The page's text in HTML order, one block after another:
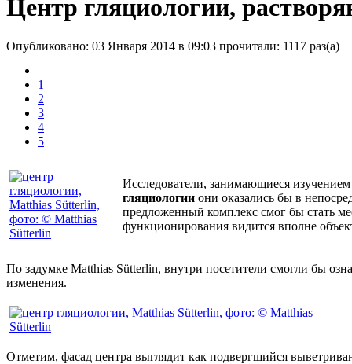
Центр гляциологии,
Опубликовано: 03 Января 2014 в 09:03 прочитали: 1117 раз(а)
1
2
3
4
5
Исследователи, занимающиеся
гляциологии они оказались бы в
предложенный комплекс смог бы стать
функционирования видится вполне
По задумке Matthias Sütterlin, внутри посетители смогли бы
изменения.
Отметим, фасад центра выглядит как подвергшийся